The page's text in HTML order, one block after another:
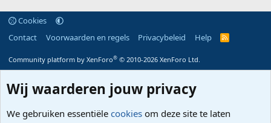
Cookies
Contact
Voorwaarden en regels Privacybeleid Help
R
Community platform by XenForo® © 2010-2026 XenForo Ltd.
Wij waarderen jouw privacy
We gebruiken essentiële cookies om deze site te laten